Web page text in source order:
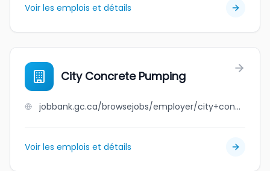
Voir les emplois et détails
City Concrete Pumping
jobbank.gc.ca/browsejobs/employer/city+concrete+pumping/ca
Voir les emplois et détails